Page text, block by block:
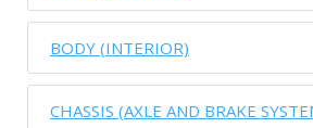
BODY (INTERIOR)
CHASSIS (AXLE AND BRAKE